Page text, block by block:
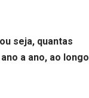
seja, quantas
a ano, ao longo